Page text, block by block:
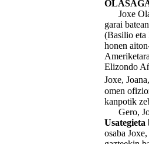
Joxe
garai
(Basilio eta
honen
Elizondo
Joxe,
omen
kanpotik
Gero,
Usategieta
osaba